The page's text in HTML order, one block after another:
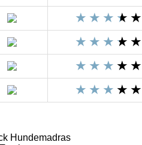
Hundemadras